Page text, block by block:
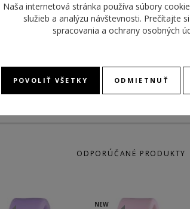
ODPORÚČANÉ PRODUKTY
NEW
Naša internetová stránka používa súbory
služieb a analýzu návštevnosti. Prečítajte
spracovania a ochrany osobných
POVOLIŤ VŠETKY ODMIETNUŤ